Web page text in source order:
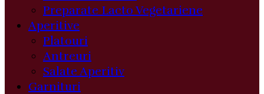
Preparate Lacto Vegetariene
Aperitive
Platouri
Antreuri
Salate Aperitiv
Garnituri